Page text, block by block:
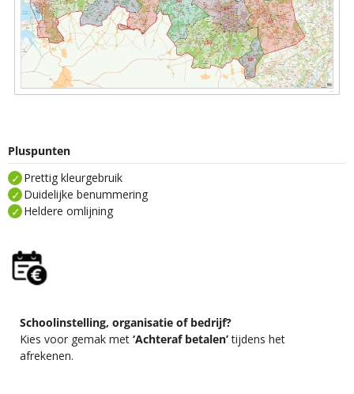
Pluspunten
Prettig kleurgebruik
Duidelijke benummering
Heldere omlijning
Schoolinstelling, organisatie of bedrijf?
Kies voor gemak met ‘Achteraf betalen’tijdens het
afrekenen.